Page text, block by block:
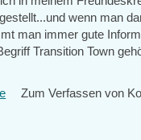
wenn man
man immer gute
Transition Town
Zum Verfassen von